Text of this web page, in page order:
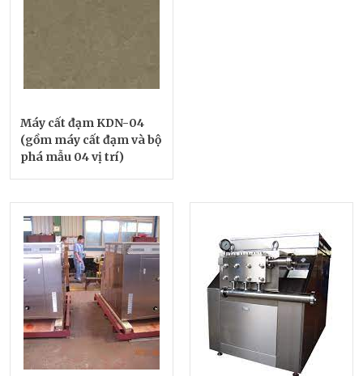
Máy cất đạm KDN-04
(gồm máy cất đạm và bộ
phá mẫu 04 vị trí)